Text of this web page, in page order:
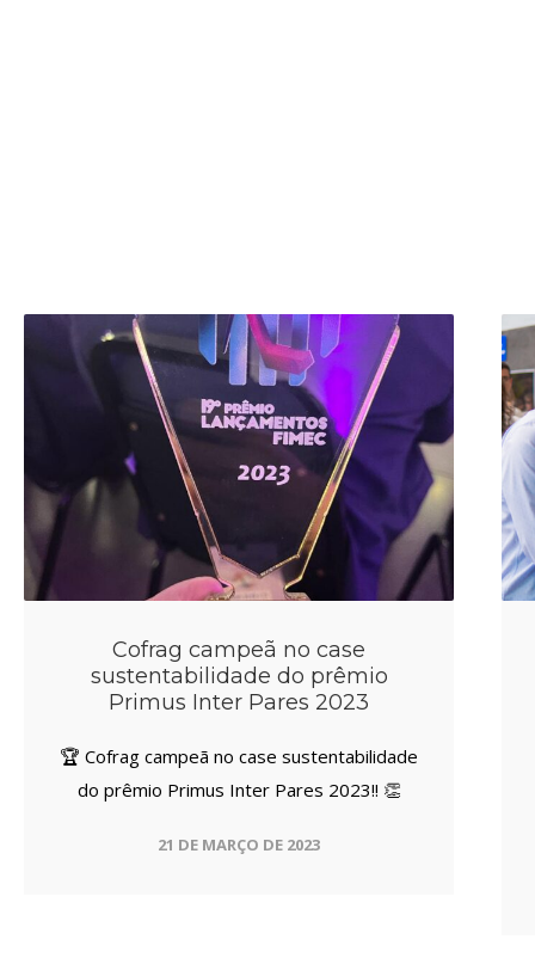
Cofrag campeã no case
sustentabilidade do prêmio
Primus Inter Pares 2023
🏆 Cofrag campeã no case sustentabilidade
do prêmio Primus Inter Pares 2023!! 👏
21 DE MARÇO DE 2023